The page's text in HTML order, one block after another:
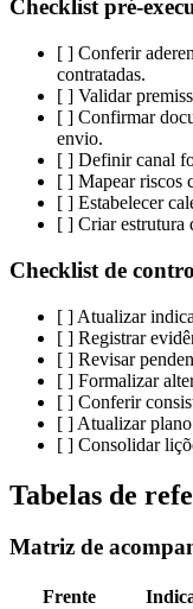
Checklist pré-
[ ] Conferir
contratadas.
[ ] Validar
[ ] Confirmar
envio.
[ ] Definir canal
[ ] Mapear riscos
[ ] Estabelecer
[ ] Criar estrutura
Checklist de
[ ] Atualizar
[ ] Registrar
[ ] Revisar
[ ] Formalizar
[ ] Conferir
[ ] Atualizar
[ ] Consolidar
Tabelas de
Matriz de
Frente